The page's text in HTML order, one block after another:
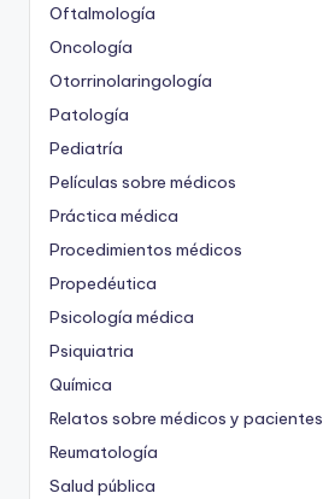
Oftalmología
Oncología
Otorrinolaringología
Patología
Pediatría
Películas sobre médicos
Práctica médica
Procedimientos médicos
Propedéutica
Psicología médica
Psiquiatria
Química
Relatos sobre médicos y pacientes
Reumatología
Salud pública